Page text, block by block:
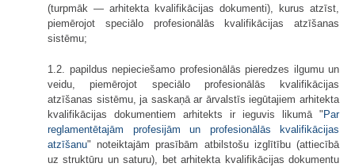
(turpmāk — arhitekta kvalifi­kācijas dokumenti), kurus atzīst,
piemērojot speciālo profesionālās kvalifikācijas atzīšanas
sistēmu;
1.2. papildus nepieciešamo profesionālās pieredzes ilgumu un
veidu, piemērojot speciālo profesionālās kvalifikācijas
atzīšanas sistēmu, ja saskaņā ar ārvalstīs iegūtajiem arhitekta
kvalifikācijas dokumentiem arhitekts ir ieguvis likumā "Par
reglamentētajām profesijām un profesionālās kvalifikācijas
atzīšanu" noteiktajām prasībām atbilstošu izglītību (attiecībā
uz struktūru un saturu), bet arhitekta kvalifikācijas dokumentu